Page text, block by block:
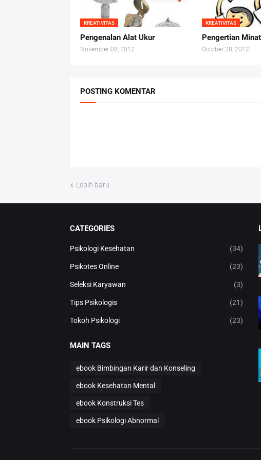
KREATIVITAS
Pengenalan Alat Ukur
November 08, 2012
KREATIVITAS
Pengertian
October 28, 2012
POSTING KOMENTAR
Lebih baru
CATEGORIES
Psikologi Kesehatan (34)
Psikotes Online (23)
Seleksi Karyawan (3)
Tips Psikologis (21)
Tokoh Psikologi (23)
MAIN TAGS
ebook Bimbingan Karir dan Konseling
ebook Kesehatan Mental
ebook Konstruksi Tes
ebook Psikologi Abnormal